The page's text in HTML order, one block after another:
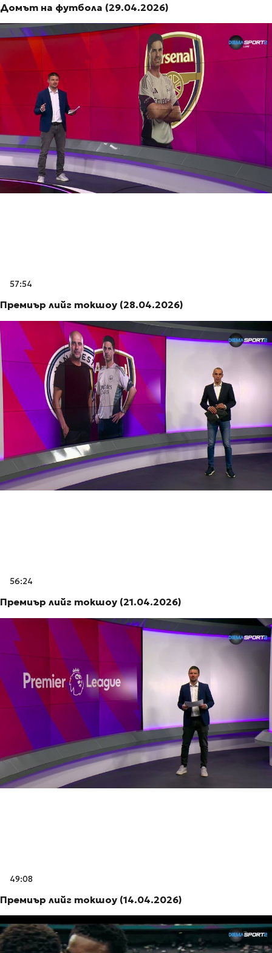
Домът на футбола (29.04.2026)
57:54
Премиър лийг токшоу (28.04.2026)
56:24
Премиър лийг токшоу (21.04.2026)
49:08
Премиър лийг токшоу (14.04.2026)